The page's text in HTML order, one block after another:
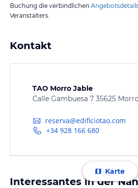
Buchung die verbindlichen
Veranstalters.
Kontakt
TAO Morro Jable
Calle Gambuesa 7 35625
reserva@edificiotao.com
+34 928 166 680
Karte
Interessantes in der